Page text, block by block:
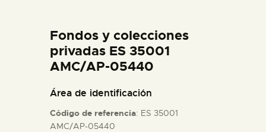
ESPAÑOL
ACTIVIDADES
Fondos y colecciones
privadas ES 35001
AMC/AP-05440
Área de identificación
Código de referencia: ES 35001
AMC/AP-05440